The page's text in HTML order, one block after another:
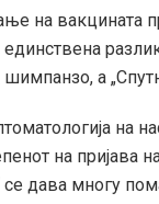
на вакцината
а
на
се дава многу